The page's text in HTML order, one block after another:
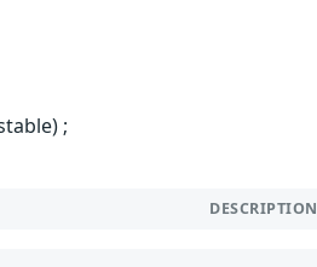
;
DESCRIPTION